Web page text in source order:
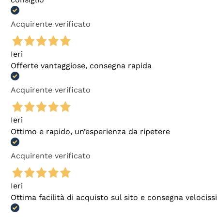
Acquirente verificato
Ieri
Offerte vantaggiose, consegna rapida
Acquirente verificato
Ieri
Ottimo e rapido, un’esperienza da ripetere
Acquirente verificato
Ieri
Ottima facilità di acquisto sul sito e consegna